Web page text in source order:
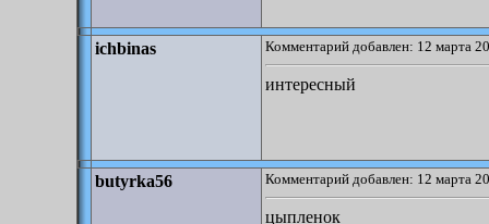
ichbinas Комментарий добавлен: 12 марта
интересный
butyrka56 Комментарий добавлен: 12 марта
цыпленок